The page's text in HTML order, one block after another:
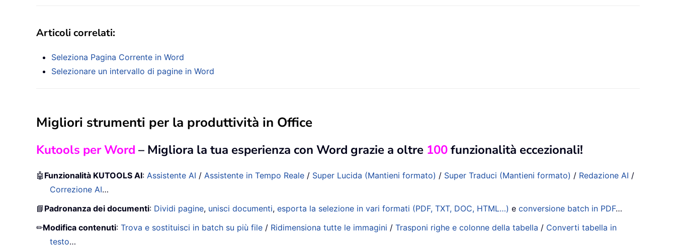
Articoli correlati:
Seleziona Pagina Corrente in Word
Selezionare un intervallo di pagine in Word
Migliori strumenti per la produttività in Office
Kutools per Word – Migliora la tua esperienza con Word grazie a oltre 100funzionalità eccezionali!
🤖 Funzionalità KUTOOLS AI: Assistente AI / Assistente in Tempo Reale / Super Lucida (Mantieni formato) / Super Traduci (Mantieni formato) / Redazione AI /
Correzione AI…
📘 Padronanza dei documenti: Dividi pagine, unisci documenti, esporta la selezione in vari formati (PDF, TXT, DOC, HTML…) e conversione batch in PDF…
✏Modifica contenuti: Trova e sostituisci in batch su più file / Ridimensiona tutte le immagini / Trasponi righe e colonne della tabella / Converti tabella in
testo…